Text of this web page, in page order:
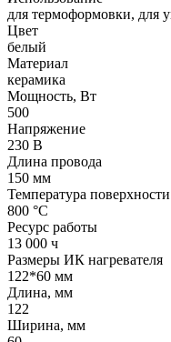
для термоформовки, для
Цвет
белый
Материал
керамика
Мощность, Вт
500
Напряжение
230 В
Длина провода
150 мм
Температура поверхности
800 °С
Ресурс работы
13 000 ч
Размеры ИК нагревателя
122*60 мм
Длина, мм
122
Ширина, мм